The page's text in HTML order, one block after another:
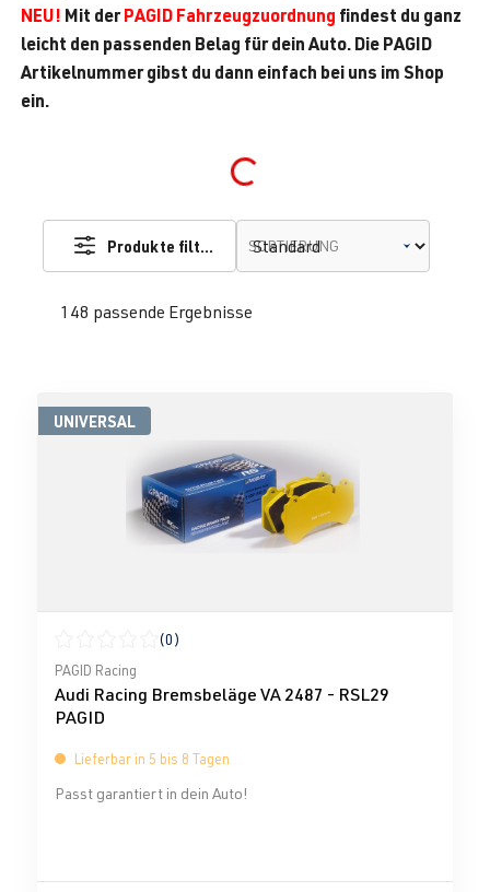
NEU! Mit derPAGID Fahrzeugzuordnung findest du ganz
leicht den passenden Belag für dein Auto. Die PAGID
Artikelnummer gibst du dann einfach bei uns im Shop
ein.
Loading...
148 passende Ergebnisse
Produkte filtern SORTIERUNG
UNIVERSAL
Durchschnittliche Bewertung von 0 von 5 Sternen
(0)
PAGID Racing
Audi Racing Bremsbeläge VA 2487 - RSL29
PAGID
Lieferbar in 5 bis 8 Tagen
Passt garantiert in dein Auto!